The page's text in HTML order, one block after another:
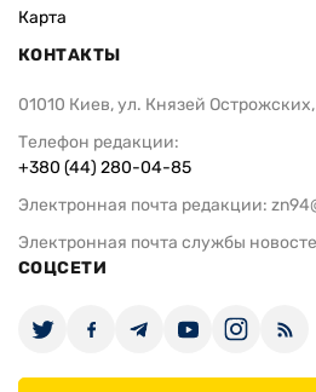
Карта
КОНТАКТЫ
01010 Киев, ул. Князей Острожских,
Телефон редакции:
+380 (44) 280-04-85
Электронная почта редакции:
Электронная почта службы
СОЦСЕТИ